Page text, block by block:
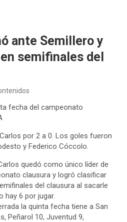
ante Semillero y
semifinales del
fecha del campeonato
por 2 a 0. Los goles fueron
y Federico Cóccolo.
quedó como único líder de
clausura y logró clasificar
del clausura al sacarle
hay 6 por jugar.
la quinta fecha tiene a San
Peñarol 10, Juventud 9,